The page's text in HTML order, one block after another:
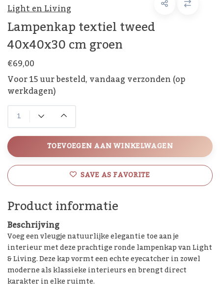
Light en Living
Lampenkap textiel tweed
40x40x30 cm groen
€69,00
Voor 15 uur besteld, vandaag verzonden (op
werkdagen)
TOEVOEGEN AAN WINKELWAGEN
SAVE AS FAVORITE
Product informatie
Beschrijving
Voeg een vleugje natuurlijke elegantie toe aan je
interieur met deze prachtige ronde lampenkap van Light
& Living. Deze kap vormt een echte eyecatcher in zowel
moderne als klassieke interieurs en brengt direct
karakter in elke ruimte.